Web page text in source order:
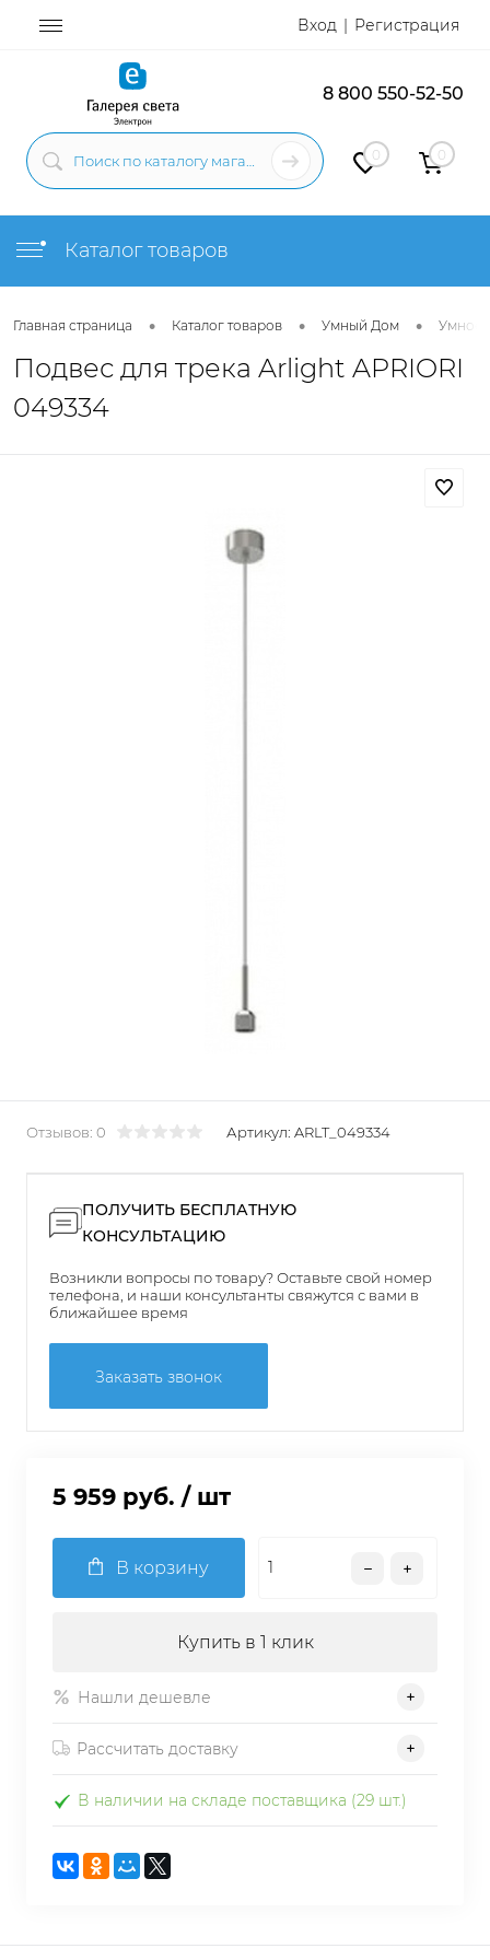
Вход Регистрация
8 800 550-52-50
0 0
Каталог товаров
Главная страница • Каталог товаров • Умный Дом • Умное
Подвес для трека Arlight APRIORI
049334
Отзывов: 0 Артикул: ARLT_049334
ПОЛУЧИТЬ БЕСПЛАТНУЮ
КОНСУЛЬТАЦИЮ
Возникли вопросы по товару? Оставьте свой номер
телефона, и наши консультанты свяжутся с вами в
ближайшее время
Заказать звонок
5 959 руб. / шт
В корзину
Купить в 1 клик
Нашли дешевле
Рассчитать доставку
В наличии на складе поставщика (29 шт.)